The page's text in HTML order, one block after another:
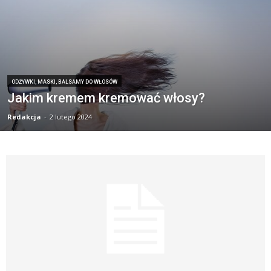
ODŻYWKI, MASKI, BALSAMY DO WŁOSÓW
Jakim kremem kremować włosy?
Redakcja - 2 lutego 2024